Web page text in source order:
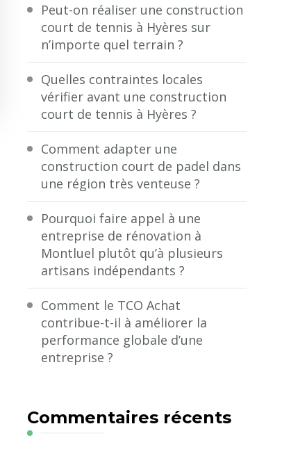
Peut-on réaliser une construction
court de tennis à Hyères sur
n’importe quel terrain ?
Quelles contraintes locales
vérifier avant une construction
court de tennis à Hyères ?
Comment adapter une
construction court de padel dans
une région très venteuse ?
Pourquoi faire appel à une
entreprise de rénovation à
Montluel plutôt qu’à plusieurs
artisans indépendants ?
Comment le TCO Achat
contribue-t-il à améliorer la
performance globale d’une
entreprise ?
Commentaires récents